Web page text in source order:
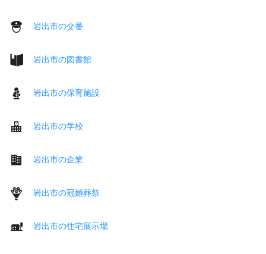
岩出市の交番
岩出市の図書館
岩出市の保育施設
岩出市の学校
岩出市の企業
岩出市の冠婚葬祭
岩出市の住宅展示場